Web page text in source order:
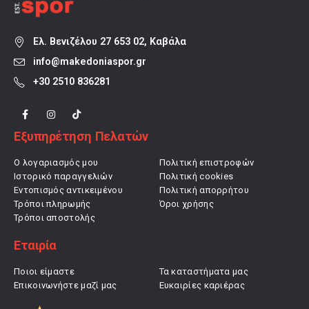
Ελ. Βενιζέλου 27 653 02, Καβάλα
info@makedoniaspor.gr
+30 2510 836281
Εξυπηρέτηση Πελατών
Ο λογαριασμός μου
Ιστορικό παραγγελιών
Εντοπισμός αντικειμένου
Τρόποι πληρωμής
Τρόποι αποστολής
Πολιτική επιστροφών
Πολιτική cookies
Πολιτική απορρήτου
Όροι χρήσης
Εταιρία
Ποιοι είμαστε
Επικοινωνήστε μαζί μας
Τα καταστήματα μας
Ευκαιρίες καριέρας